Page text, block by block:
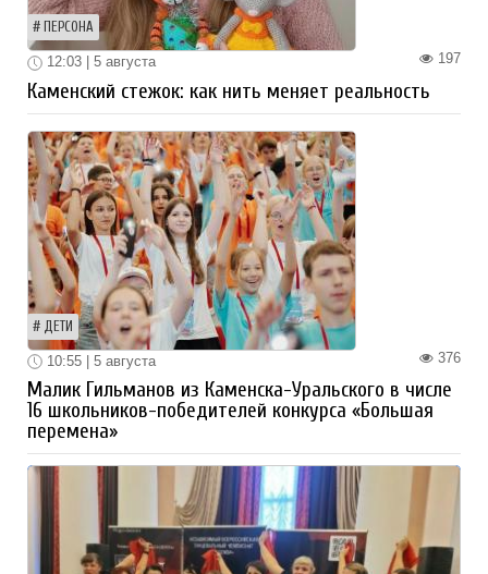
ПЕРСОНА
197
12:03 | 5 августа
Каменский стежок: как нить меняет реальность
ДЕТИ
376
10:55 | 5 августа
Малик Гильманов из Каменска-Уральского в числе
16 школьников-победителей конкурса «Большая
перемена»